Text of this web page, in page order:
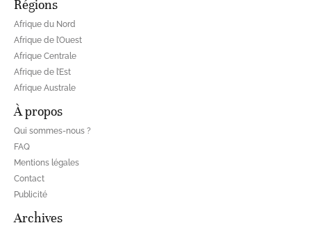
Régions
Afrique du Nord
Afrique de l’Ouest
Afrique Centrale
Afrique de l’Est
Afrique Australe
À propos
Qui sommes-nous ?
FAQ
Mentions légales
Contact
Publicité
Archives